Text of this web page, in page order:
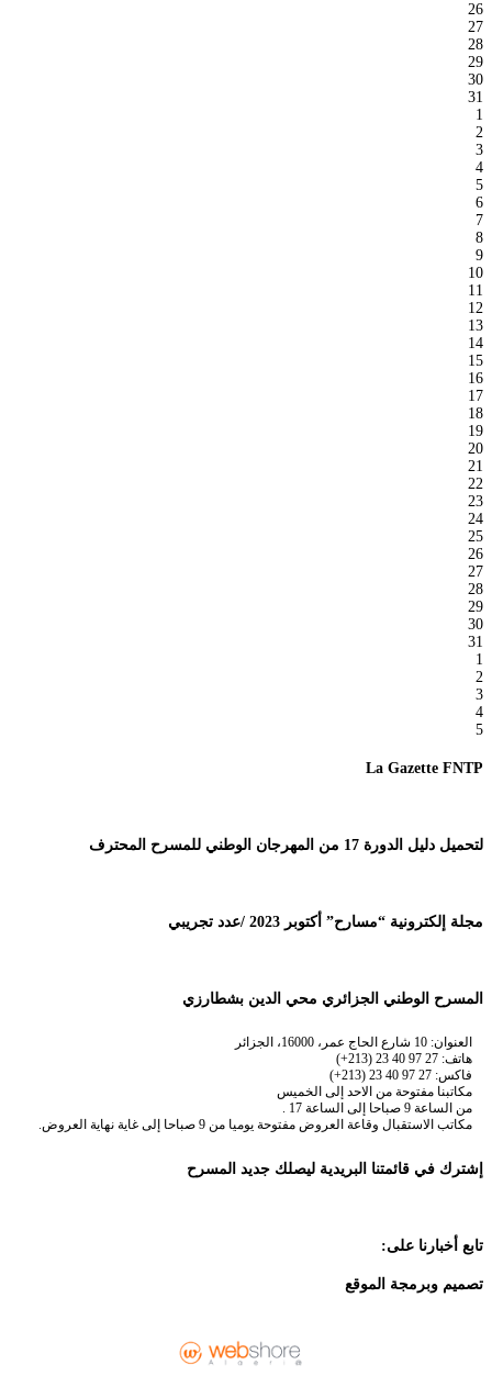
26
27
28
29
30
31
1
2
3
4
5
6
7
8
9
10
11
12
13
14
15
16
17
18
19
20
21
22
23
24
25
26
27
28
29
30
31
1
2
3
4
5
La Gazette FNTP
لتحميل دليل الدورة 17 من المهرجان الوطني للمسرح المحترف
مجلة إلكترونية “مسارح” أكتوبر 2023 /عدد تجريبي
المسرح الوطني الجزائري محي الدين بشطارزي
العنوان: 10 شارع الحاج عمر، 16000، الجزائر
هاتف: 27 97 40 23 (213+)
فاكس: 27 97 40 23 (213+)
مكاتبنا مفتوحة من الاحد إلى الخميس
من الساعة 9 صباحا إلى الساعة 17 .
مكاتب الاستقبال وقاعة العروض مفتوحة يوميا من 9 صباحا إلى غاية نهاية العروض.
إشترك في قائمتنا البريدية ليصلك جديد المسرح
تابع أخبارنا على:
تصميم وبرمجة الموقع